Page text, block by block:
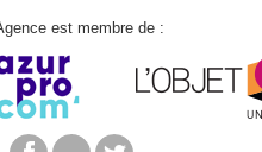
est membre de :